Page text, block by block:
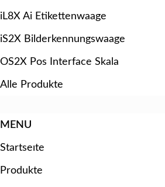
iL8X Ai Etikettenwaage
iS2X Bilderkennungswaage
OS2X Pos Interface Skala
Alle Produkte
MENU
Startseıte
Produkte